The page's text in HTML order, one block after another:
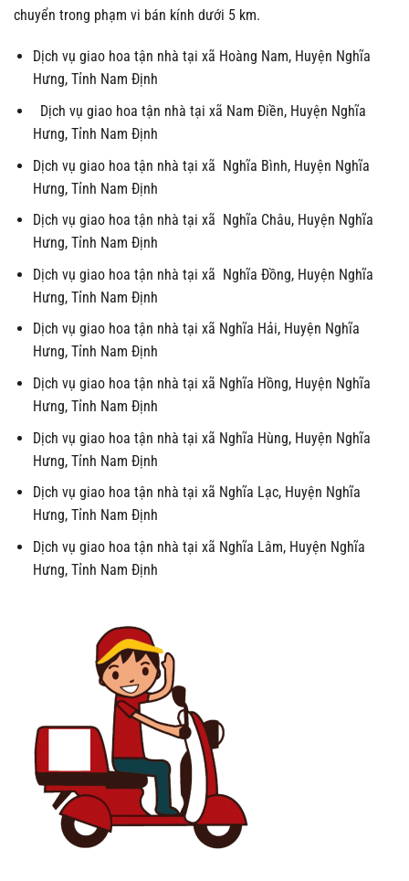
chuyển trong phạm vi bán kính dưới 5 km.
Dịch vụ giao hoa tận nhà tại xã Hoàng Nam, Huyện Nghĩa
Hưng, Tỉnh Nam Định
Dịch vụ giao hoa tận nhà tại xã Nam Điền, Huyện Nghĩa
Hưng, Tỉnh Nam Định
Dịch vụ giao hoa tận nhà tại xã Nghĩa Bình, Huyện Nghĩa
Hưng, Tỉnh Nam Định
Dịch vụ giao hoa tận nhà tại xã Nghĩa Châu, Huyện Nghĩa
Hưng, Tỉnh Nam Định
Dịch vụ giao hoa tận nhà tại xã Nghĩa Đồng, Huyện Nghĩa
Hưng, Tỉnh Nam Định
Dịch vụ giao hoa tận nhà tại xã Nghĩa Hải, Huyện Nghĩa
Hưng, Tỉnh Nam Định
Dịch vụ giao hoa tận nhà tại xã Nghĩa Hồng, Huyện Nghĩa
Hưng, Tỉnh Nam Định
Dịch vụ giao hoa tận nhà tại xã Nghĩa Hùng, Huyện Nghĩa
Hưng, Tỉnh Nam Định
Dịch vụ giao hoa tận nhà tại xã Nghĩa Lạc, Huyện Nghĩa
Hưng, Tỉnh Nam Định
Dịch vụ giao hoa tận nhà tại xã Nghĩa Lâm, Huyện Nghĩa
Hưng, Tỉnh Nam Định